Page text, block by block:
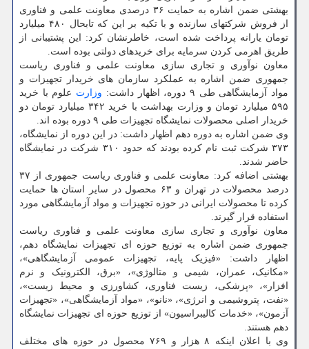
بهشتی ضمن اشاره به حمایت ۳۶ درصدی معاونت علمی و فناوری
از فروش شرکتهای سازنده و با تکیه بر این که تابحال ۴۸۰ میلیارد
تومان یارانه پرداخت شده است، خاطرنشان کرد: این پشتیبانی از
طریق اهرمی کردن سرمایه برای خریدهای دولتی بوده است.
معاون نوآوری و تجاری سازی معاونت علمی و فناوری ریاست
جمهوری ضمن اشاره به عملکرد سازمان های خریدار تجهیزات و
مواد آزمایشگاهی طی ۹ دوره، اظهار داشت:
وزارت علوم با خرید
۵۹۵ میلیارد تومان و وزارت بهداشت با خرید ۳۴۲ میلیارد تومان دو
خریدار اصلی محصولات نمایشگاه تجهیزات طی ۹ دوره بوده اند.
وی ضمن اشاره به دوره دهم اظهار داشت: در این دوره از نمایشگاه،
۳۷۳ شرکت ثبت نام کرده بودند که حدود ۳۱۰ شرکت در نمایشگاه
حاضر شدند.
بهشتی اضافه کرد: معاونت علمی و فناوری ریاست جمهوری از ۳۷
درصد محصولات در تهران و ۶۳ محصول در سایر استان ها حمایت
کرده تا محصولات ایرانی در حوزه تجهیزات و مواد آزمایشگاهی مورد
استفاده قرار گیرند.
معاون نوآوری و تجاری سازی معاونت علمی و فناوری ریاست
جمهوری ضمن اشاره به توزیع حوزه ای تجهیزات نمایشگاه دهم،
اظهار داشت: «فیزیک پایه، تجهیزات عمومی آزمایشگاهی»،
«مکانیک، عمران، شیمی و متالوژی»، «برق، الکترونیک و نرم
افزار»، «پزشکی، زیست فناوری، کشاورزی و محیط زیست»،
«نفت، پتروشیمی و انرژی»، «نانو»، «مواد آزمایشگاهی»، «تجهیزات
آزمون»، «خدمات کالیبراسیون» از توزیع حوزه ای تجهیزات نمایشگاه
دهم هستند.
وی با اعلان اینکه ۸ هزار و ۷۶۹ محصول در حوزه های مختلف